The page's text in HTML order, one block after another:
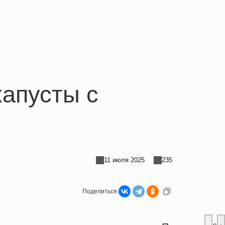
с
11 июля 2025 235
Поделиться: